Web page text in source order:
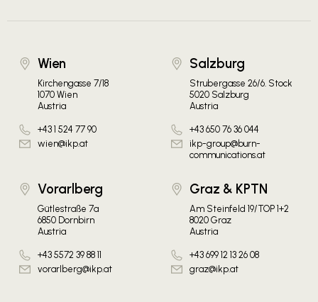
Wien
Kirchengasse 7/18
1070 Wien
Austria
+43 1 524 77 90
wien@ikp.at
Salzburg
Strubergasse 26/6. Stock
5020 Salzburg
Austria
+43 650 76 36 044
ikp-group@burn-
communications.at
Vorarlberg
Gütlestraße 7a
6850 Dornbirn
Austria
+43 5572 39 88 11
vorarlberg@ikp.at
Graz & KPTN
Am Steinfeld 19/TOP 1+2
8020 Graz
Austria
+43 699 12 13 26 08
graz@ikp.at